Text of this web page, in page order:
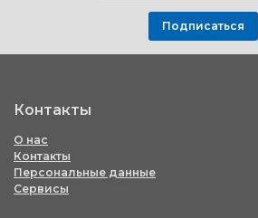
Подписаться
Контакты
О нас
Контакты
Персональные данные
Сервисы